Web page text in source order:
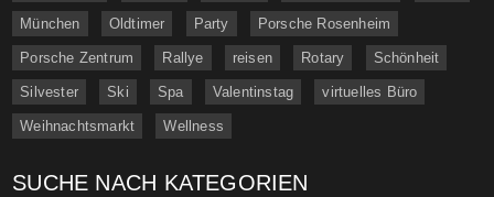
München Oldtimer Party Porsche Rosenheim
Porsche Zentrum Rallye reisen Rotary Schönheit
Silvester Ski Spa Valentinstag virtuelles Büro
Weihnachtsmarkt Wellness
SUCHE NACH KATEGORIEN